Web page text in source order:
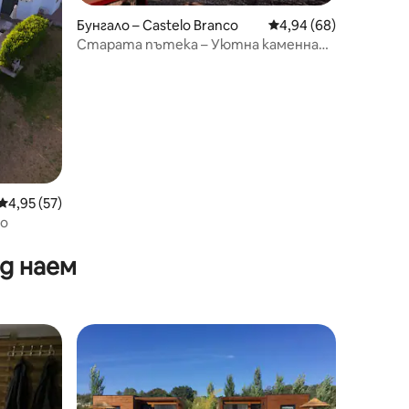
оценка: 4,95 от 5, 57 отзива
4,95 (57)
Бунгало – Castelo Branco Средна оценка:
4,94 (68)
Старата пътека – Уютна каменна
наем